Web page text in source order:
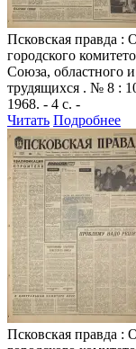
Псковская правда :
городского
Союза, областного
трудящихся . № 8 :
1968. - 4 с. -
Читать Подробнее
Псковская правда :